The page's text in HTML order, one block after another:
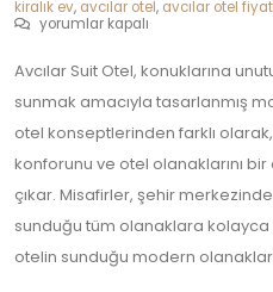
kiralık ev, avcılar otel, avcılar otel
Avcılar
Suit
için
yorumlar kapalı
Avcılar Suit Otel, konuklarına
sunmak amacıyla tasarlanmış
otel konseptlerinden farklı
konforunu ve otel olanaklarını
çıkar. Misafirler, şehir
sunduğu tüm olanaklara
otelin sunduğu modern